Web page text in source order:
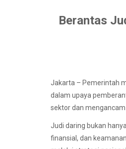
Berantas
Jakarta – Pemerintah
dalam upaya
sektor dan
Judi daring bukan
finansial, dan